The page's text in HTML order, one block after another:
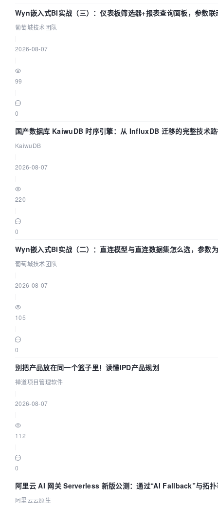
Wyn嵌入式BI实战（三）：仪表板筛选器+报表查询面板，参数联
葡萄城技术团队
2026-08-07
99
0
国产数据库 KaiwuDB 时序引擎：从 InfluxDB 迁移的完整技术
KaiwuDB
2026-08-07
220
0
Wyn嵌入式BI实战（二）：直连模型与直连数据集怎么选，参数
葡萄城技术团队
2026-08-07
105
0
别把产品放在同一个篮子里！读懂IPD产品规划
禅道项目管理软件
2026-08-07
112
0
阿里云 AI 网关 Serverless 新版公测：通过“AI Fallback”与拓
阿里云云原生